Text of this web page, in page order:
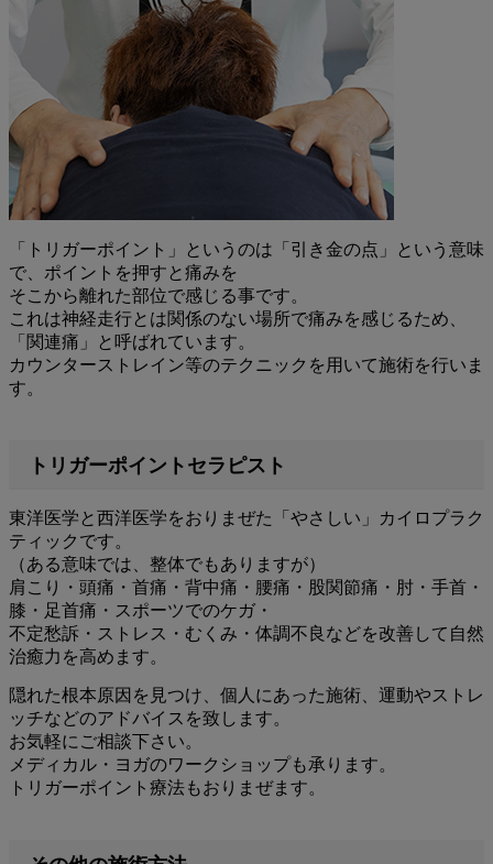
「トリガーポイント」というのは「引き金の点」という意味
で、 ポイントを押すと痛みを
そこから離れた部位で感じる事です。
これは神経走行とは関係のない場所で痛みを感じるため、
「関連痛」と呼ばれています。
カウンターストレイン等のテクニックを用いて施術を行いま
す。
トリガーポイントセラピスト
東洋医学と西洋医学をおりまぜた「やさしい」カイロプラク
ティックです。
（ある意味では、整体でもありますが）
肩こり・頭痛・首痛・背中痛・腰痛・股関節痛・肘・手首・
膝・ 足首痛・スポーツでのケガ・
不定愁訴・ストレス・むくみ・ 体調不良などを改善して自然
治癒力を高めます。
隠れた根本原因を見つけ、個人にあった施術、運動やストレ
ッチなどのアドバイスを致します。
お気軽にご相談下さい。
メディカル・ヨガのワークショップも承ります。
トリガーポイント療法もおりまぜます。